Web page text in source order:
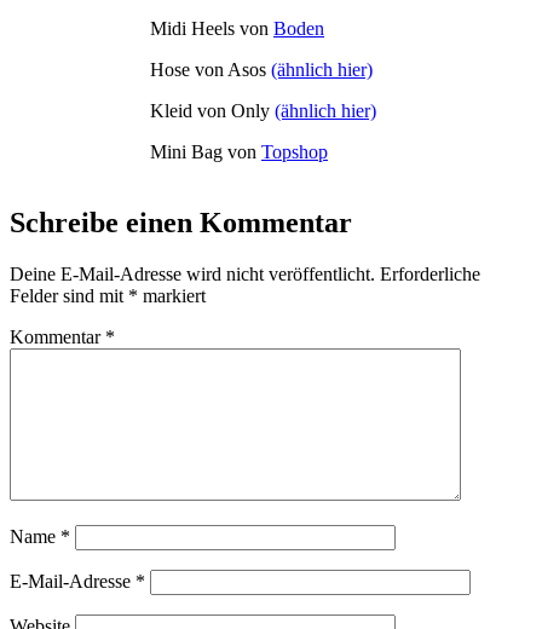
Midi Heels von Boden
Hose von Asos (ähnlich hier)
Kleid von Only (ähnlich hier)
Mini Bag von Topshop
Schreibe einen Kommentar
Deine E-Mail-Adresse wird nicht veröffentlicht. Erforderliche
Felder sind mit * markiert
Kommentar *
Name *
E-Mail-Adresse *